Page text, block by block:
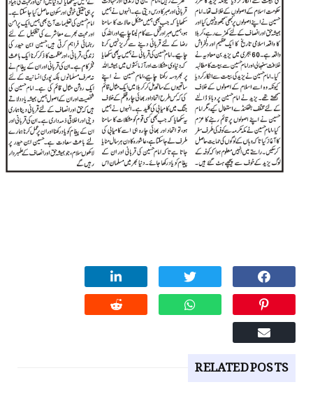
RELATED POSTS